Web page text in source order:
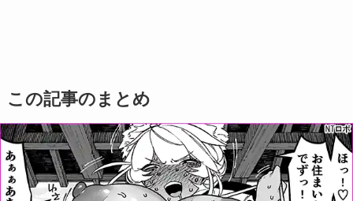
この記事のまとめ